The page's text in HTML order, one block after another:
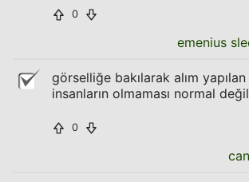
0
emenius
görselliğe bakılarak alım
insanların olmaması normal
0